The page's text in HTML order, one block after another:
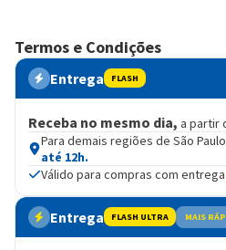
Termos e Condições
Entrega FLASH
Receba no mesmo dia, a partir
Para demais regiões de São
até 12h.
Válido para compras com entrega
Entrega FLASH ULTRA MAIS